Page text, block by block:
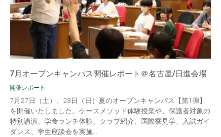
7月オープンキャンパス開催レポート＠名古屋/日進会場
開催レポート
7月27日（土）、28日（日）夏のオープンキャンパス【第1弾】
を開催いたしました。ケースメソッド体験授業や、保護者対象の
特別講演、学食ランチ体験、クラブ紹介、国際寮見学、入試ガイ
ダンス、学生座談会を実施...